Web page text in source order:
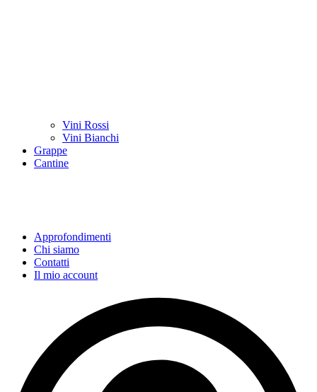
Vini Rossi
Vini Bianchi
Grappe
Cantine
Approfondimenti
Chi siamo
Contatti
Il mio account